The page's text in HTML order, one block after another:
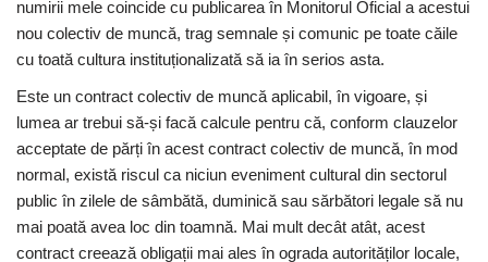
numirii mele coincide cu publicarea în Monitorul Oficial a acestui
nou colectiv de muncă, trag semnale și comunic pe toate căile
cu toată cultura instituționalizată să ia în serios asta.
Este un contract colectiv de muncă aplicabil, în vigoare, și
lumea ar trebui să-și facă calcule pentru că, conform clauzelor
acceptate de părți în acest contract colectiv de muncă, în mod
normal, există riscul ca niciun eveniment cultural din sectorul
public în zilele de sâmbătă, duminică sau sărbători legale să nu
mai poată avea loc din toamnă. Mai mult decât atât, acest
contract creează obligații mai ales în ograda autorităților locale,